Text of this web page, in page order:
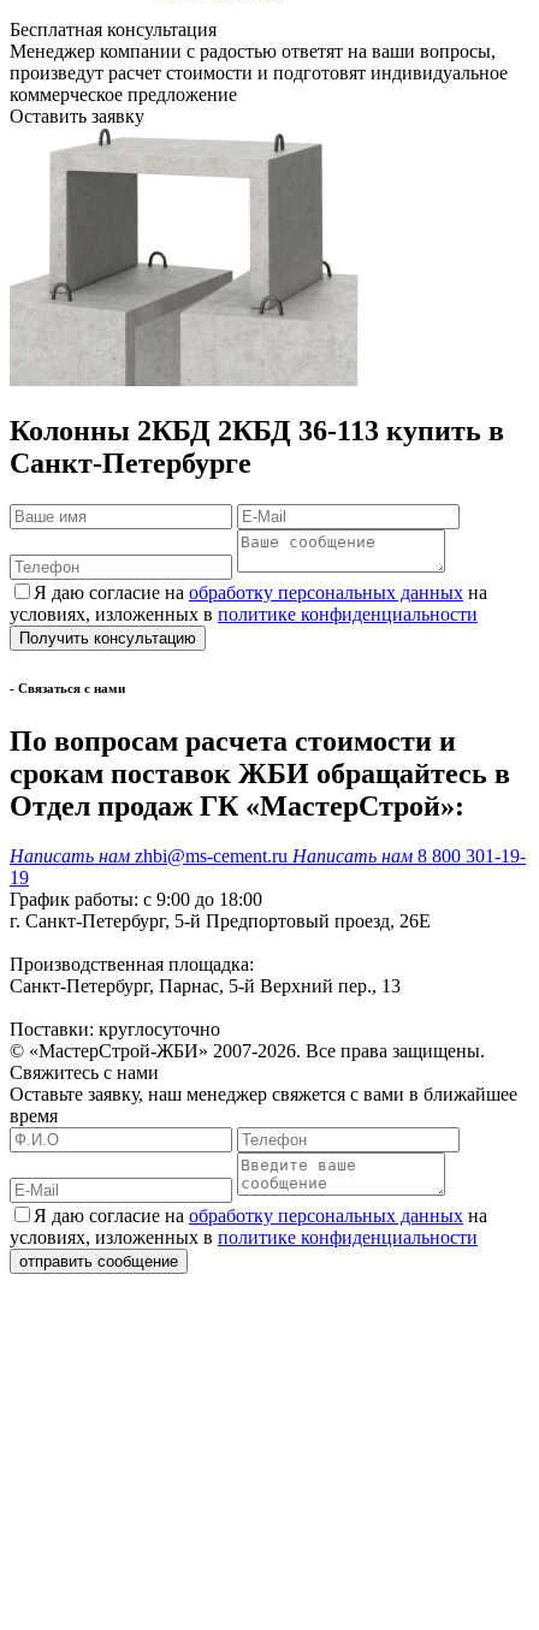
Бесплатная консультация
Менеджер компании с радостью ответят на ваши вопросы,
произведут расчет стоимости и подготовят индивидуальное
коммерческое предложение
Оставить заявку
Колонны 2КБД 2КБД 36-113 купить в
Санкт-Петербурге
Я даю согласие на обработку персональных данных на
условиях, изложенных в политике конфиденциальности
- Cвязаться с нами
По вопросам расчета стоимости и
срокам поставок ЖБИ обращайтесь в
Отдел продаж ГК «МастерСтрой»:
Написать нам zhbi@ms-cement.ru Написать нам 8 800 301-19-
19
График работы: с 9:00 до 18:00
г. Санкт-Петербург, 5-й Предпортовый проезд, 26Е
Производственная площадка:
Санкт-Петербург, Парнас, 5-й Верхний пер., 13
Поставки: круглосуточно
© «МастерСтрой-ЖБИ» 2007-2026. Все права защищены.
Свяжитесь с нами
Оставьте заявку, наш менеджер свяжется с вами в ближайшее
время
Я даю согласие на обработку персональных данных на
условиях, изложенных в политике конфиденциальности